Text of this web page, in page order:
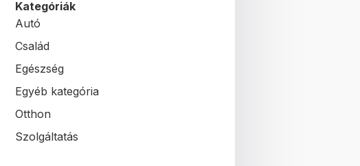
Kategóriák
Autó
Család
Egészség
Egyéb kategória
Otthon
Szolgáltatás